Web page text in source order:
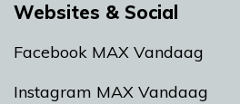
Websites & Social
Facebook MAX Vandaag
Instagram MAX Vandaag